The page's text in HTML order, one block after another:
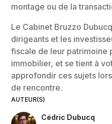
AUTEUR(S)
Cédric Dubucq
montage ou de la
Le Cabinet Bruzzo
dirigeants et les
fiscale de leur patrimoine
immobilier, et se tient à
approfondir ces sujets
de rencontre.